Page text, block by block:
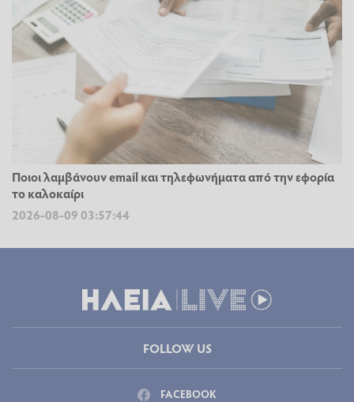
Ποιοι λαμβάνουν email και τηλεφωνήματα από την εφορία
το καλοκαίρι
2026-08-09 03:57:44
FOLLOW US
FACEBOOK